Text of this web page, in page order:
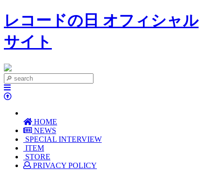
レコードの日 オフィシャル
サイト
HOME
NEWS
SPECIAL INTERVIEW
ITEM
STORE
PRIVACY POLICY